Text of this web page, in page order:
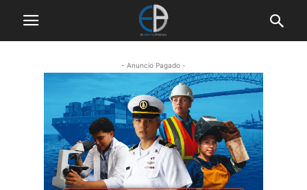
- Anuncio Pagado -